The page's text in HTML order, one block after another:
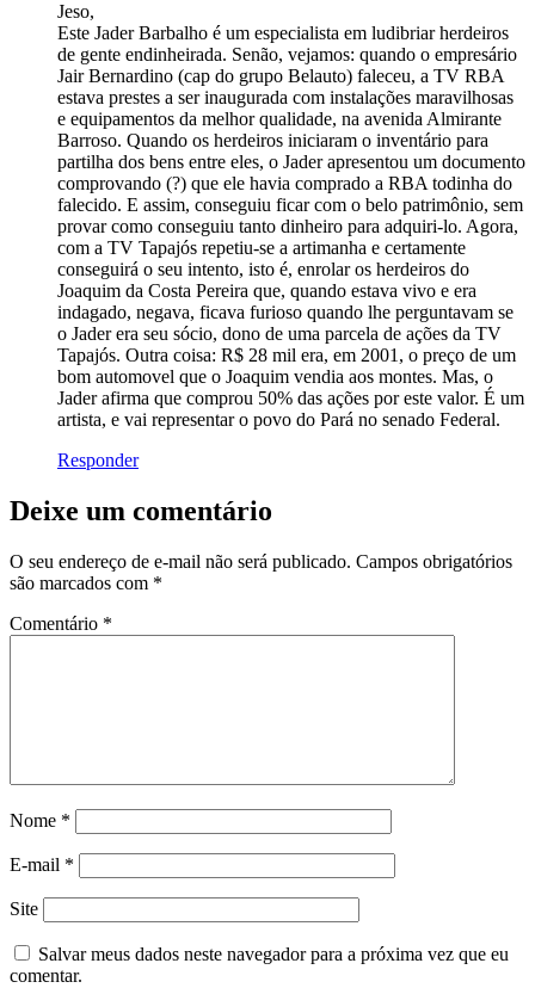
Jeso,
Este Jader Barbalho é um especialista em ludibriar herdeiros
de gente endinheirada. Senão, vejamos: quando o empresário
Jair Bernardino (cap do grupo Belauto) faleceu, a TV RBA
estava prestes a ser inaugurada com instalações maravilhosas
e equipamentos da melhor qualidade, na avenida Almirante
Barroso. Quando os herdeiros iniciaram o inventário para
partilha dos bens entre eles, o Jader apresentou um documento
comprovando (?) que ele havia comprado a RBA todinha do
falecido. E assim, conseguiu ficar com o belo patrimônio, sem
provar como conseguiu tanto dinheiro para adquiri-lo. Agora,
com a TV Tapajós repetiu-se a artimanha e certamente
conseguirá o seu intento, isto é, enrolar os herdeiros do
Joaquim da Costa Pereira que, quando estava vivo e era
indagado, negava, ficava furioso quando lhe perguntavam se
o Jader era seu sócio, dono de uma parcela de ações da TV
Tapajós. Outra coisa: R$ 28 mil era, em 2001, o preço de um
bom automovel que o Joaquim vendia aos montes. Mas, o
Jader afirma que comprou 50% das ações por este valor. É um
artista, e vai representar o povo do Pará no senado Federal.
Responder
Deixe um comentário
O seu endereço de e-mail não será publicado. Campos obrigatórios
são marcados com *
Comentário *
Nome *
E-mail *
Site
Salvar meus dados neste navegador para a próxima vez que eu
comentar.